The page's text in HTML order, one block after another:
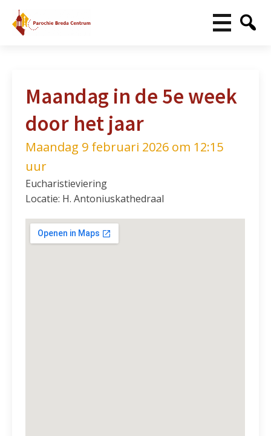
Maandag in de 5e week
door het jaar
Maandag 9 februari 2026 om 12:15
uur
Eucharistieviering
Locatie: H. Antoniuskathedraal